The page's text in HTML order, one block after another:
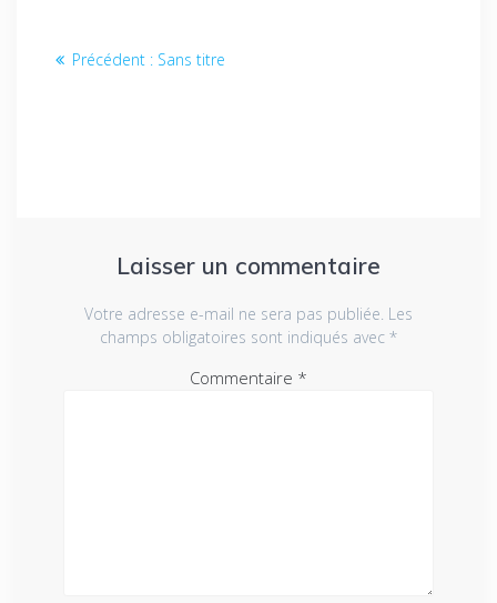
Navigation
Précédent : Article
Sans titre
Laisser un commentaire
Votre adresse e-mail ne sera pas publiée. Les
champs obligatoires sont indiqués avec *
Commentaire *